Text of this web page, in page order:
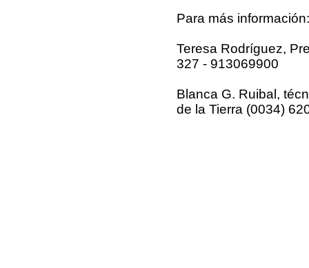
Para más información:
Teresa Rodríguez,
327 - 913069900
Blanca G. Ruibal,
de la Tierra (0034)